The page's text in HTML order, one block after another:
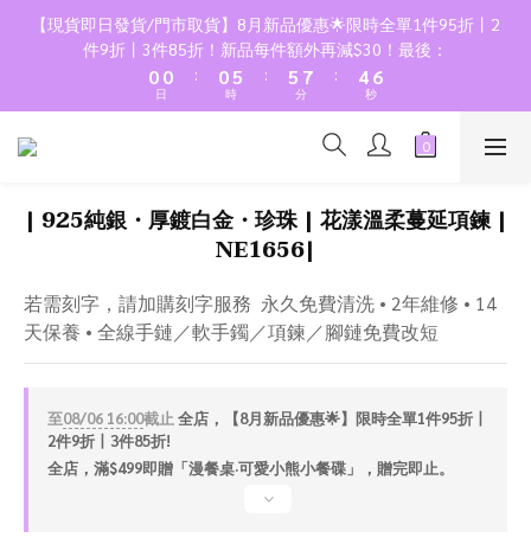
【現貨即日發貨/門市取貨】8月新品優惠🌟限時全單1件95折丨2
件9折丨3件85折！新品每件額外再減$30！最後：
2
1
0
2
1
0
日
:
2
1
0
7
6
5
4
0
時
:
7
6
5
4
0
9
8
7
6
2
1
分
:
6
5
4
3
1
8
7
6
5
4
3
1
秒
| 925純銀・厚鍍白金・珍珠 | 花漾溫柔蔓延項鍊 |
NE1656|
若需刻字，請加購刻字服務  永久免費清洗 • 2年維修 • 14
天保養 • 全線手鏈／軟手鐲／項鍊／腳鏈免費改短
至08/06 16:00截止 全店，【8月新品優惠🌟】限時全單1件95折丨
2件9折丨3件85折!
全店，滿$499即贈「漫餐桌·可愛小熊小餐碟」，贈完即止。